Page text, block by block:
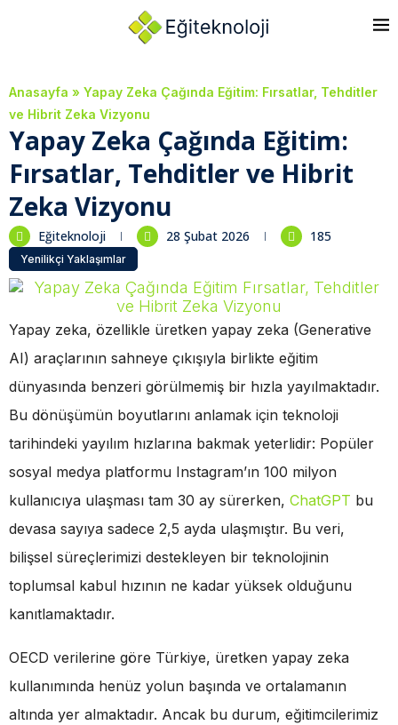
Anasayfa » Yapay Zeka Çağında Eğitim: Fırsatlar, Tehditler
ve Hibrit Zeka Vizyonu
Yapay Zeka Çağında Eğitim:
Fırsatlar, Tehditler ve Hibrit
Zeka Vizyonu
Eğiteknoloji 28 Şubat 2026 185
Yenilikçi Yaklaşımlar
Yapay zeka, özellikle üretken yapay zeka (Generative
AI) araçlarının sahneye çıkışıyla birlikte eğitim
dünyasında benzeri görülmemiş bir hızla yayılmaktadır.
Bu dönüşümün boyutlarını anlamak için teknoloji
tarihindeki yayılım hızlarına bakmak yeterlidir: Popüler
sosyal medya platformu Instagram’ın 100 milyon
kullanıcıya ulaşması tam 30 ay sürerken, ChatGPT bu
devasa sayıya sadece 2,5 ayda ulaşmıştır. Bu veri,
bilişsel süreçlerimizi destekleyen bir teknolojinin
toplumsal kabul hızının ne kadar yüksek olduğunu
kanıtlamaktadır.
OECD verilerine göre Türkiye, üretken yapay zeka
kullanımında henüz yolun başında ve ortalamanın
altında yer almaktadır. Ancak bu durum, eğitimcilerimiz